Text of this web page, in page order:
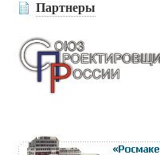
Партнеры